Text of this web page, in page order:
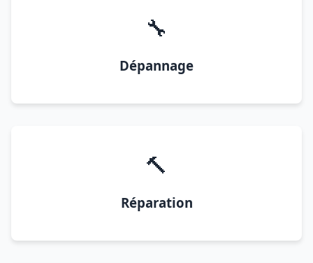
🔧
Dépannage
🔨
Réparation